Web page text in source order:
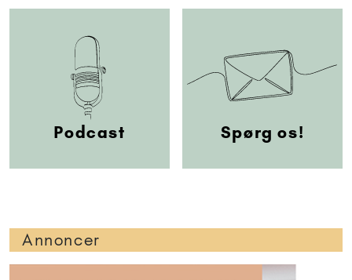
Podcast Spørg os!
Annoncer